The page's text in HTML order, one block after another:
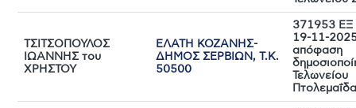
ΤΣΙΤΣΟΠΟΥΛΟΣ
ΙΩΑΝΝΗΣ του
ΧΡΗΣΤΟΥ
ΕΛΑΤΗ ΚΟΖΑΝΗΣ-
ΔΗΜΟΣ ΣΕΡΒΙΩΝ, Τ.Κ.
50500
371953
19-11-
απόφαση
Τελωνείου